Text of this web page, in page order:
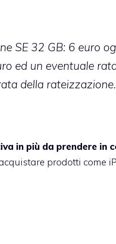
SE 32 GB: 6 euro
ed un eventuale
della
in più da prendere in
prodotti come